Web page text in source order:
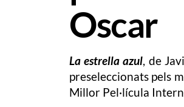
Oscar
La estrella azul, de
preseleccionats pels
Millor Pel·lícula